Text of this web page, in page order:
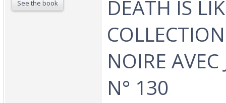
See the book
DEATH IS
NOIRE
N° 130‎